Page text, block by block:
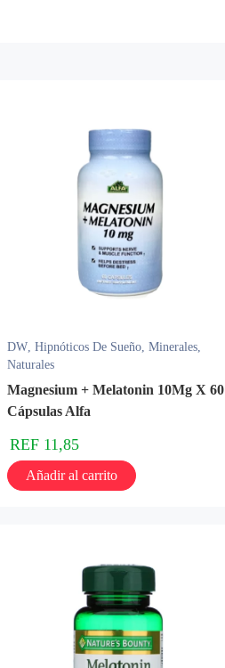
DW, Hipnóticos De Sueño, Minerales,
Naturales
Magnesium + Melatonin 10Mg X 60
Cápsulas Alfa
REF 11,85
Añadir al carrito